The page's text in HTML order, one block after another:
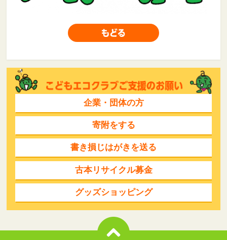
企業・団体の方
寄附をする
書き損じはがきを送る
古本リサイクル募金
グッズショッピング